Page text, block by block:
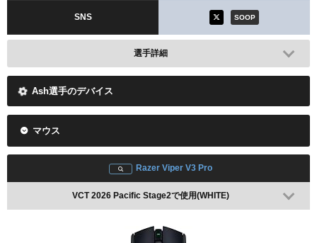
SNS SOOP
選手詳細
Ash選手のデバイス
マウス
Razer Viper V3 Pro
VCT 2026 Pacific Stage2で使用(WHITE)